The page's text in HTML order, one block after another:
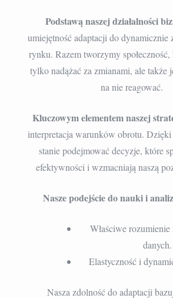
Podstawą naszej działalności
umiejętność adaptacji do dynamicznie
rynku. Razem tworzymy
tylko nadążać za zmianami, ale także
na nie reagować.
Kluczowym elementem naszej
interpretacja warunków obrotu. Dzięki
stanie podejmować decyzje, które
efektywności i wzmacniają naszą
Nasze podejście do nauki i
Właściwe
danych.
Elastyczność i
Nasza zdolność do adaptacji